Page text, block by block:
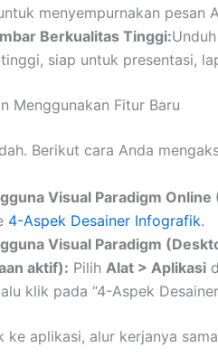
menyempurnakan pesan
Berkualitas Tinggi:
siap untuk presentasi,
Menggunakan Fitur Baru
Berikut cara Anda
Visual Paradigm
4-Aspek Desainer Infografik.
Visual Paradigm
aktif): Pilih Alat > Aplikasi
klik pada “4-Aspek
ke aplikasi, alur kerjanya